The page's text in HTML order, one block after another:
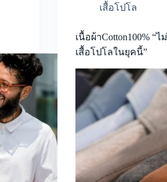
เสื้อโปโล
เนื้อผ้าCotton100%
เสื้อโปโลในยุคนี้”